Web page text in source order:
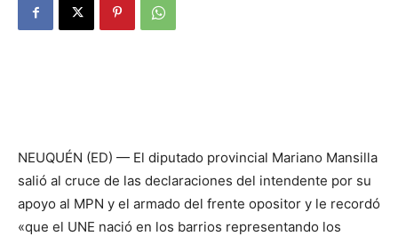
NEUQUÉN (ED) — El diputado provincial Mariano Mansilla
salió al cruce de las declaraciones del intendente por su
apoyo al MPN y el armado del frente opositor y le recordó
«que el UNE nació en los barrios representando los